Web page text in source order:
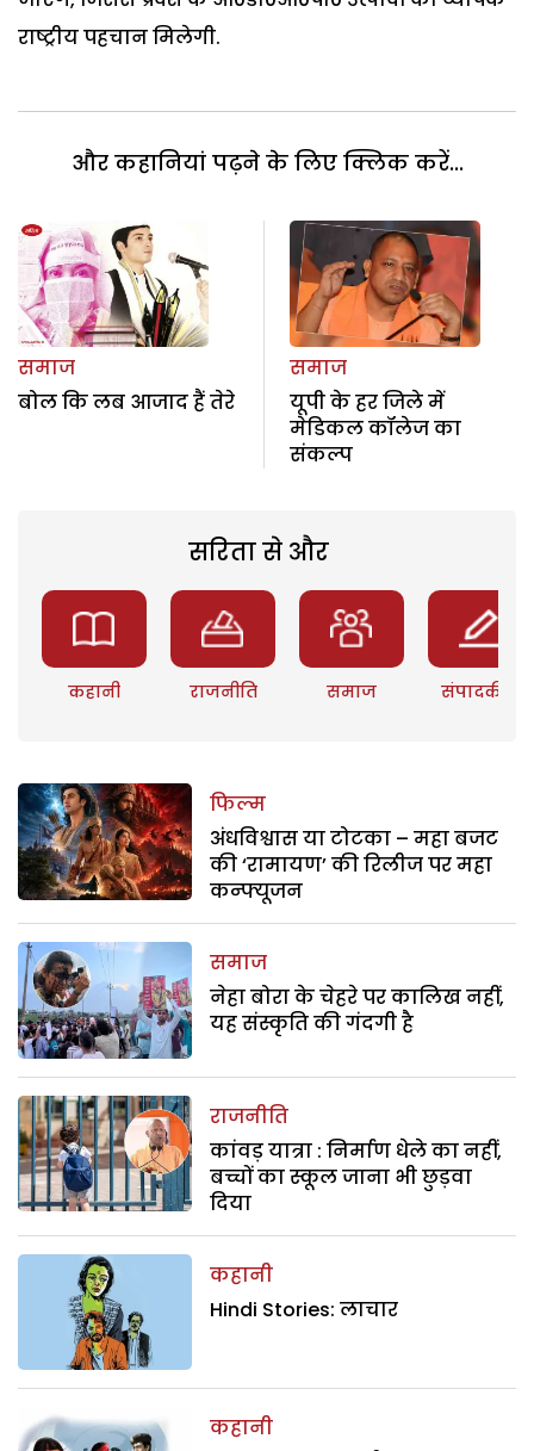
राष्ट्रीय पहचान मिलेगी.
और कहानियां पढ़ने के लिए क्लिक करें...
समाज
बोल कि लब आजाद हैं तेरे
समाज
यूपी के हर जिले में
मेडिकल कॉलेज का
संकल्प
सरिता से और
कहानी राजनीति समाज संपादकीय
फिल्म
अंधविश्वास या टोटका – महा बजट
की ‘रामायण’ की रिलीज पर महा
कन्फ्यूजन
समाज
नेहा बोरा के चेहरे पर कालिख नहीं,
यह संस्कृति की गंदगी है
राजनीति
कांवड़ यात्रा : निर्माण धेले का नहीं,
बच्चों का स्कूल जाना भी छुड़वा
दिया
कहानी
Hindi Stories: लाचार
कहानी